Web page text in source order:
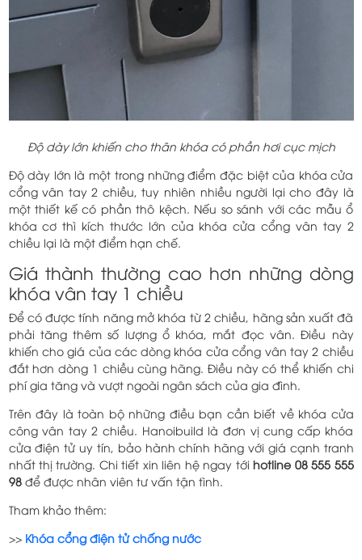
Độ dày lớn khiến cho thân khóa có phần hơi cục mịch
Độ dày lớn là một trong những điểm đặc biệt của khóa cửa
cổng vân tay 2 chiều, tuy nhiên nhiều người lại cho đây là
một thiết kế có phần thô kệch. Nếu so sánh với các mẫu ổ
khóa cơ thì kích thước lớn của khóa cửa cổng vân tay 2
chiều lại là một điểm hạn chế.
Giá thành thường cao hơn những dòng
khóa vân tay 1 chiều
Để có được tính năng mở khóa từ 2 chiều, hãng sản xuất đã
phải tăng thêm số lượng ổ khóa, mắt đọc vân. Điều này
khiến cho giá của các dòng khóa cửa cổng vân tay 2 chiều
đắt hơn dòng 1 chiều cùng hãng. Điều này có thể khiến chi
phí gia tăng và vượt ngoài ngân sách của gia đình.
Trên đây là toàn bộ những điều bạn cần biết về khóa cửa
công vân tay 2 chiều. Hanoibuild là đơn vị cung cấp khóa
cửa điện tử uy tín, bảo hành chính hãng với giá cạnh tranh
nhất thị trường. Chi tiết xin liên hệ ngay tớihotline 08 555 555
98để được nhân viên tư vấn tận tình.
Tham khảo thêm:
>> Khóa cổng điện tử chống nước